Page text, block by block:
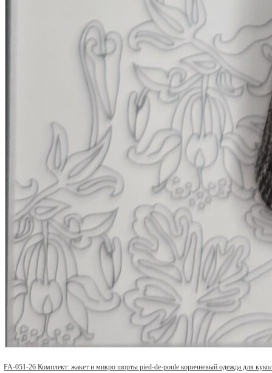
FA-051-26 Комплект: жакет и микро шорты pied-de-poule коричневый одежда для